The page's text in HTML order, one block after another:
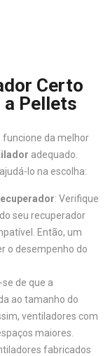
Certo
a Pellets
funcione da melhor
adequado.
lo na escolha:
: Verifique
seu recuperador
Então, um
o desempenho do
de que a
ao tamanho do
ventiladores com
maiores.
fabricados